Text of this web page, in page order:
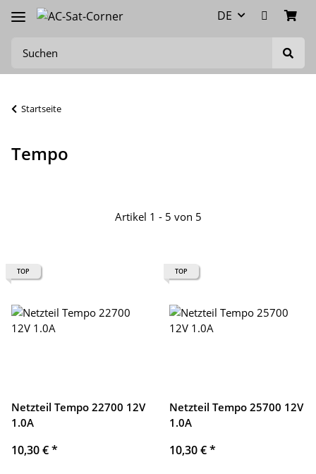
DE
Startseite
Tempo
Artikel 1 - 5 von 5
TOP
Netzteil Tempo 22700 12V
1.0A
10,30 €*
TOP
Netzteil Tempo 25700 12V
1.0A
10,30 €*